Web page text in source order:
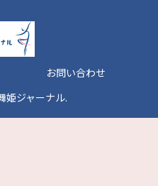
お問い合わせ
姫ジャーナル.